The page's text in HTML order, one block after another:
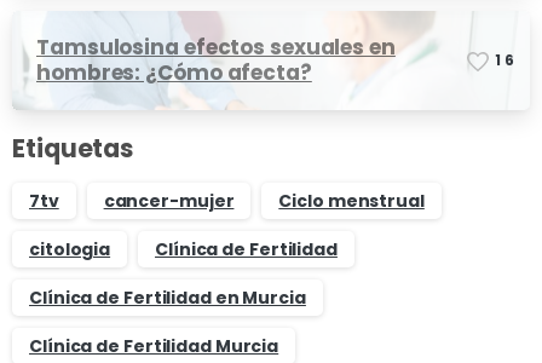
Tamsulosina efectos sexuales en
hombres: ¿Cómo afecta?
1 6
Etiquetas
7tv cancer-mujer
Ciclo menstrual
citologia
Clínica de Fertilidad
Clínica de Fertilidad en Murcia
Clínica de Fertilidad Murcia